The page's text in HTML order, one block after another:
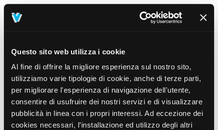
Questo sito web utilizza i cookie
Al fine di offrire la migliore esperienza sul nostro sito,
utilizziamo varie tipologie di cookie, anche di terze parti,
per migliorare l'esperienza di navigazione dell'utente,
consentire di usufruire dei nostri servizi e di visualizzare
pubblicità in linea con i propri interessi. Ad eccezione dei
cookies necessari, l’installazione ed utilizzo degli altri